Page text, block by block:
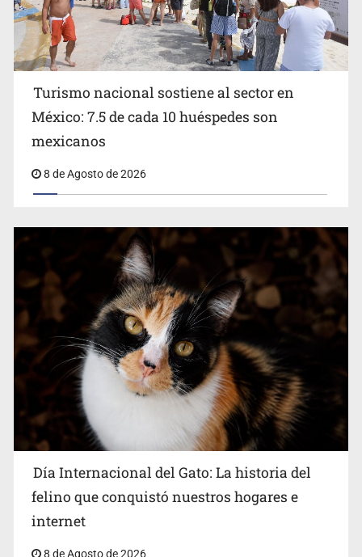
Belinda se corona como la más bella de 2026 en People
Turismo nacional sostiene al sector en
México: 7.5 de cada 10 huéspedes son
mexicanos
8 de Agosto de 2026
Día Internacional del Gato: La historia del
felino que conquistó nuestros hogares e
internet
8 de Agosto de 2026